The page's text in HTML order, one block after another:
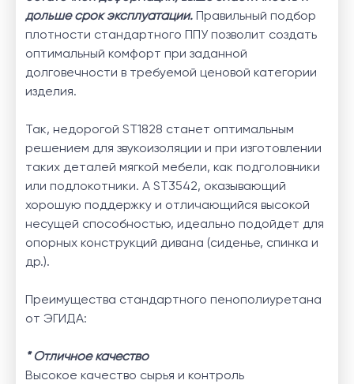
дольше срок эксплуатации. Правильный подбор
плотности стандартного ППУ позволит создать
оптимальный комфорт при заданной
долговечности в требуемой ценовой категории
изделия.
Так, недорогой ST1828 станет оптимальным
решением для звукоизоляции и при изготовлении
таких деталей мягкой мебели, как подголовники
или подлокотники. А ST3542, оказывающий
хорошую поддержку и отличающийся высокой
несущей способностью, идеально подойдет для
опорных конструкций дивана (сиденье, спинка и
др.).
Преимущества стандартного пенополиуретана
от ЭГИДА:
* Отличное качество
Высокое качество сырья и контроль